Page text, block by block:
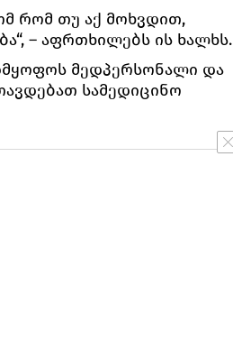
რომ თუ აქ მოხვდით,
― აფრთხილებს ის ხალხს.
მედპერსონალი და
სამედიცინო